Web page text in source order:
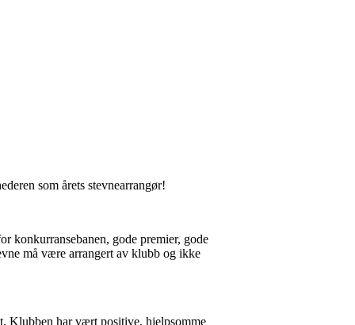
som årets stevnearrangør!
konkurransebanen, gode premier, gode
må være arrangert av klubb og ikke
Klubben har vært positive, hjelpsomme